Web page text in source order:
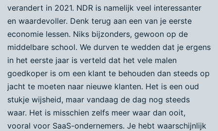
verandert in 2021. NDR is namelijk veel interessanter
en waardevoller. Denk terug aan een van je eerste
economie lessen. Niks bijzonders, gewoon op de
middelbare school. We durven te wedden dat je ergens
in het eerste jaar is verteld dat het vele malen
goedkoper is om een klant te behouden dan steeds op
jacht te moeten naar nieuwe klanten. Het is een oud
stukje wijsheid, maar vandaag de dag nog steeds
waar. Het is misschien zelfs meer waar dan ooit,
vooral voor SaaS-ondernemers. Je hebt waarschijnlijk